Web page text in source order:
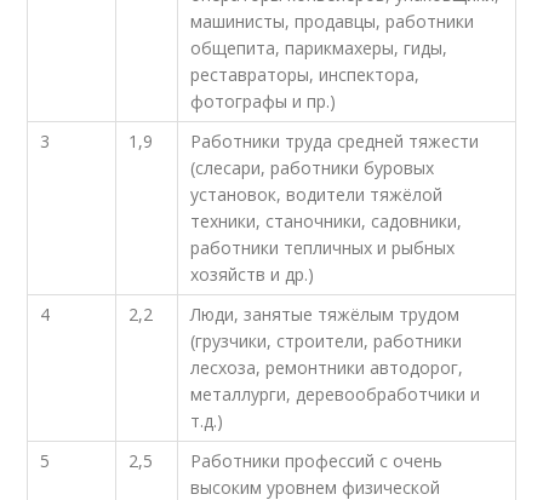
машинисты, продавцы, работники
общепита, парикмахеры, гиды,
реставраторы, инспектора,
фотографы и пр.)
3
1,9
Работники труда средней тяжести
(слесари, работники буровых
установок, водители тяжёлой
техники, станочники, садовники,
работники тепличных и рыбных
хозяйств и др.)
4
2,2
Люди, занятые тяжёлым трудом
(грузчики, строители, работники
лесхоза, ремонтники автодорог,
металлурги, деревообработчики и
т.д.)
5
2,5
Работники профессий с очень
высоким уровнем физической